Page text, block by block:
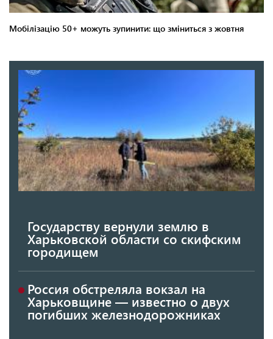
Государству вернули землю в
Харьковской области со скифским
городищем
Россия обстреляла вокзал на
Харьковщине — известно о двух
погибших железнодорожниках